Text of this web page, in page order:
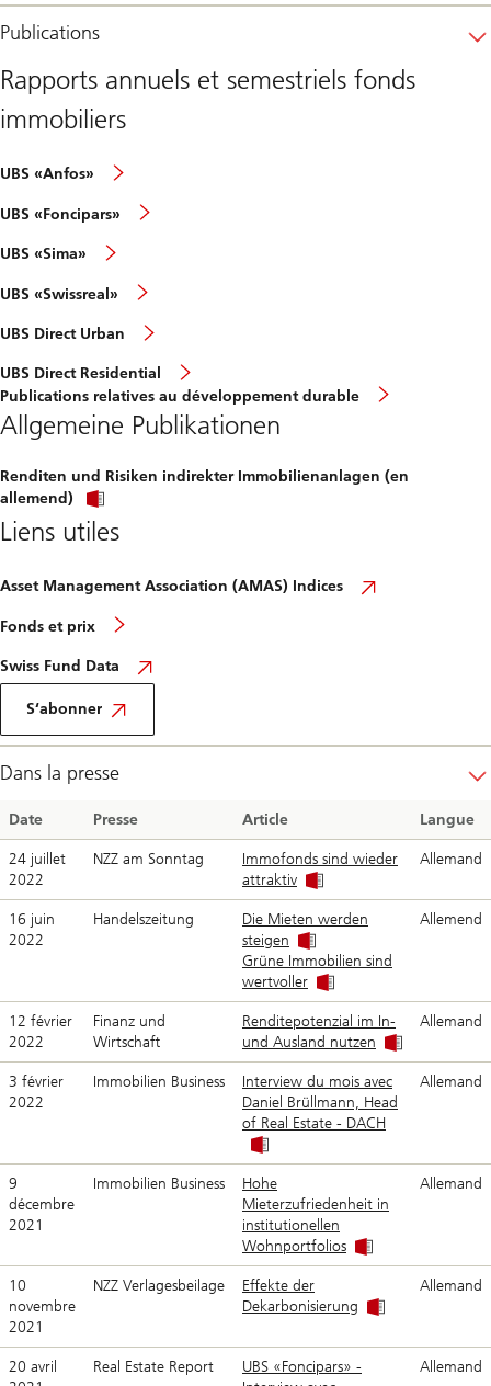
Publications
Rapports annuels et semestriels fonds
immobiliers
UBS «Anfos»
UBS «Foncipars»
UBS «Sima»
UBS «Swissreal»
UBS Direct Urban
UBS Direct Residential
Publications relatives au développement durable
Allgemeine Publikationen
Renditen und Risiken indirekter Immobilienanlagen (en
allemend)
Liens utiles
Asset Management Association (AMAS) Indices
Fonds et prix
Swiss Fund Data
S‘abonner
Dans la presse
Date Presse Article Langue
24 juillet
2022
NZZ am Sonntag
Immofonds sind wieder
attraktiv
Allemand
16 juin
2022
Handelszeitung
Die Mieten werden
steigen
Grüne Immobilien sind
wertvoller
Allemend
12 février
2022
Finanz und
Wirtschaft
Renditepotenzial im In-
und Ausland nutzen
Allemand
3 février
2022
Immobilien Business
Interview du mois avec
Daniel Brüllmann, Head
of Real Estate - DACH
Allemand
9
décembre
2021
Immobilien Business
Hohe
Mieterzufriedenheit in
institutionellen
Wohnportfolios
Allemand
10
novembre
2021
NZZ Verlagesbeilage
Effekte der
Dekarbonisierung
Allemand
20 avril
Real Estate Report
UBS «Foncipars» -
Allemand